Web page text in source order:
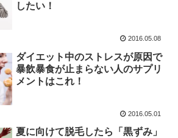
したい！
2016.05.08
ダイエット中のストレスが原因で
暴飲暴食が止まらない人のサプリ
メントはこれ！
2016.05.01
夏に向けて脱毛したら「黒ずみ」